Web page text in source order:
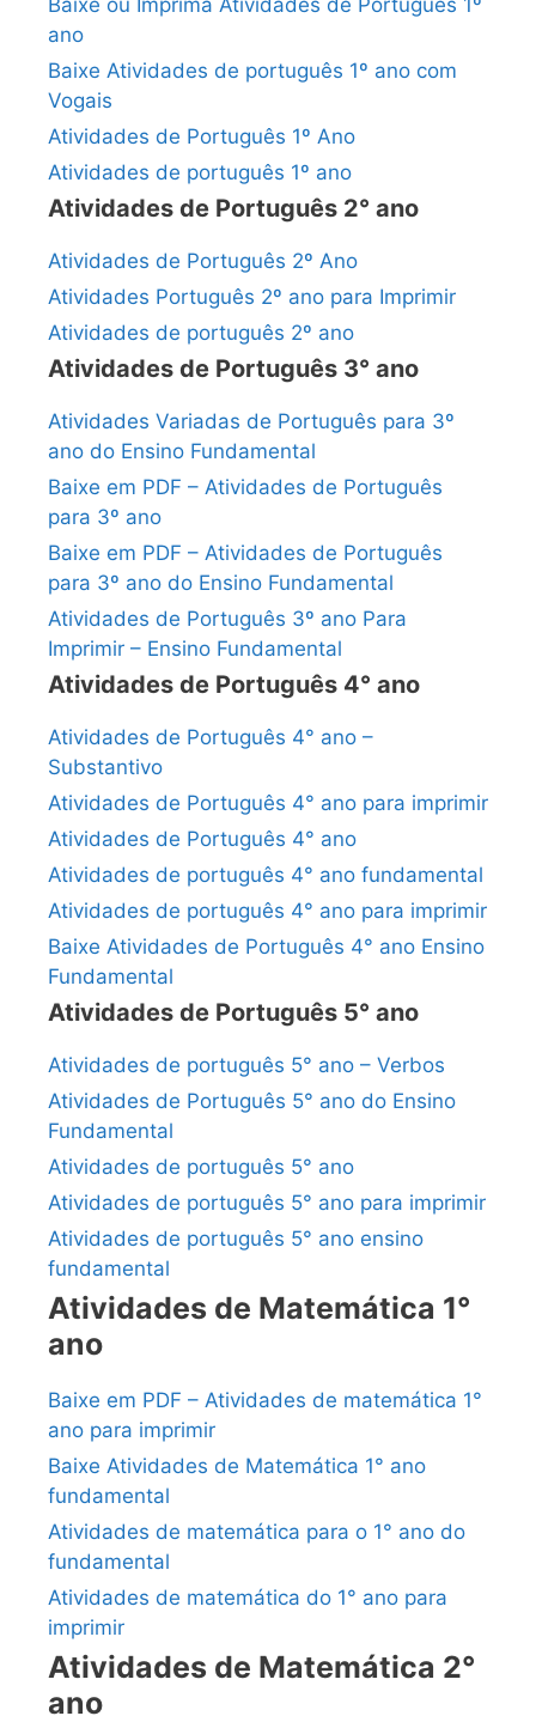
ano
Baixe Atividades de português 1º ano com
Vogais
Atividades de Português 1º Ano
Atividades de português 1º ano
Atividades de Português 2° ano
Atividades de Português 2º Ano
Atividades Português 2º ano para Imprimir
Atividades de português 2º ano
Atividades de Português 3° ano
Atividades Variadas de Português para 3º
ano do Ensino Fundamental
Baixe em PDF – Atividades de Português
para 3º ano
Baixe em PDF – Atividades de Português
para 3º ano do Ensino Fundamental
Atividades de Português 3º ano Para
Imprimir – Ensino Fundamental
Atividades de Português 4° ano
Atividades de Português 4° ano –
Substantivo
Atividades de Português 4° ano para imprimir
Atividades de Português 4° ano
Atividades de português 4° ano fundamental
Atividades de português 4° ano para imprimir
Baixe Atividades de Português 4° ano Ensino
Fundamental
Atividades de Português 5° ano
Atividades de português 5° ano – Verbos
Atividades de Português 5° ano do Ensino
Fundamental
Atividades de português 5° ano
Atividades de português 5° ano para imprimir
Atividades de português 5° ano ensino
fundamental
Atividades de Matemática 1°
ano
Baixe em PDF – Atividades de matemática 1°
ano para imprimir
Baixe Atividades de Matemática 1° ano
fundamental
Atividades de matemática para o 1° ano do
fundamental
Atividades de matemática do 1° ano para
imprimir
Atividades de Matemática 2°
ano